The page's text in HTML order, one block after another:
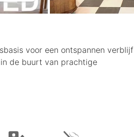
voor een ontspannen verblijf
de buurt van prachtige